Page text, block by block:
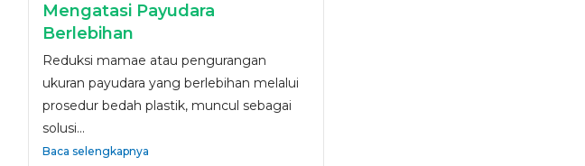
Mengatasi Payudara
Berlebihan
Reduksi mamae atau pengurangan
ukuran payudara yang berlebihan melalui
prosedur bedah plastik, muncul sebagai
solusi...
Baca selengkapnya